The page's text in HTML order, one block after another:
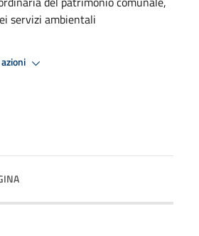
servizi ambientali